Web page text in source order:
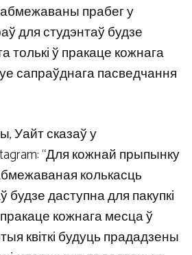
прабег у
для студэнтаў будзе
толькі ў пракаце кожнага
сапраўднага пасведчання
Уайт сказаў у
“Для кожнай прыпынку
колькасць
будзе даступна для пакупкі
пракаце кожнага месца ў
квіткі будуць прададзены